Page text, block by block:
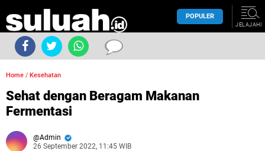
POPULER
JELAJAHI
Home / Kesehatan
Sehat dengan Beragam Makanan
Fermentasi
Admin
26 September 2022, 11:45 WIB